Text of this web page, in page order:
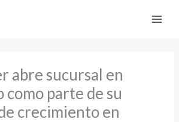
abre sucursal en
como parte de su
crecimiento en